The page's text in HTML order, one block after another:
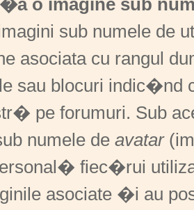
o imagine sub
sub numele de
asociata cu rangul
sau blocuri
pe forumuri. Sub
numele de avatar
fiec�rui
asociate �i au